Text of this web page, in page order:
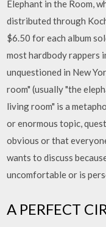
Elephant in the Room,
distributed through
$6.50 for each album
most hardbody rappers
unquestioned in New
room" (usually "the
living room" is a
or enormous topic,
obvious or that
wants to discuss
uncomfortable or is
A PERFECT